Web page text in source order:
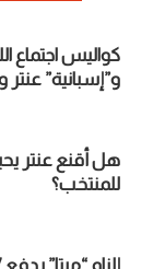
كواليس اجتماع
و”إسبانية”
هل أقنع عنتر
للمنتخب؟